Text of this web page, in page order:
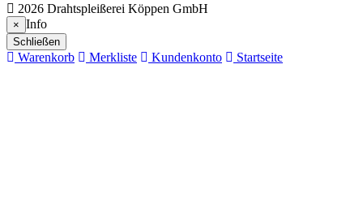
2026 Drahtspleißerei Köppen GmbH
× Close
Info
Schließen
Warenkorb Merkliste Kundenkonto Startseite